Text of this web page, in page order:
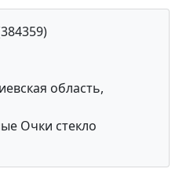
область,
Очки стекло